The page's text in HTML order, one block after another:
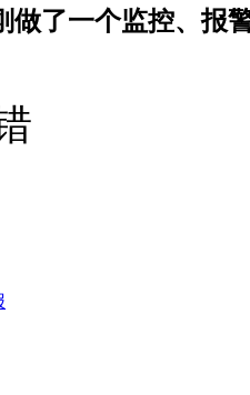
做了一个监控、报